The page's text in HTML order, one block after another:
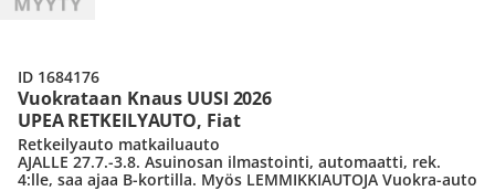
Vuokrataan Knaus UUSI 2026
UPEA RETKEILYAUTO, Fiat
Retkeilyauto matkailuauto
AJALLE 27.7.-3.8. Asuinosan ilmastointi, automaatti, rek.
4:lle, saa ajaa B-kortilla. Myös LEMMIKKIAUTOJA Vuokra-auto
ID 1684176